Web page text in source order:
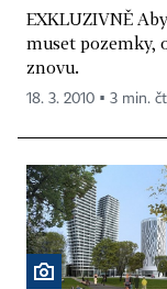
EXKLUZIVNĚ
muset pozemky,
znovu.
18. 3. 2010 ▪ 3 min.